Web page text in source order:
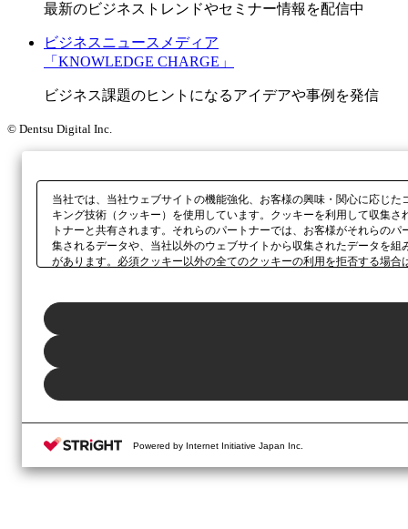
最新のビジネストレンドやセミナー情報を配信中
ビジネスニュースメディア
「KNOWLEDGE CHARGE」
ビジネス課題のヒントになるアイデアや事例を発信
© Dentsu Digital Inc.
当社では、当社ウェブサイトの機能強化、お客様の興味・関心に応じ
キング技術（クッキー）を使用しています。クッキーを利用して収集
トナーと共有されます。それらのパートナーでは、お客様がそれらの
集されるデータや、当社以外のウェブサイトから収集されたデータを
があります。必須クッキー以外の全てのクッキーの利用を拒否する場
Powered by Internet Initiative Japan Inc.